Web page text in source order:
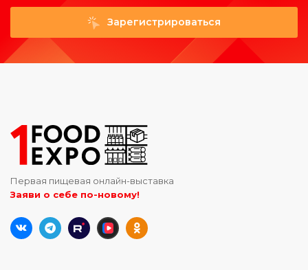
Зарегистрироваться
Первая пищевая онлайн-выставка
Заяви о себе по-новому!